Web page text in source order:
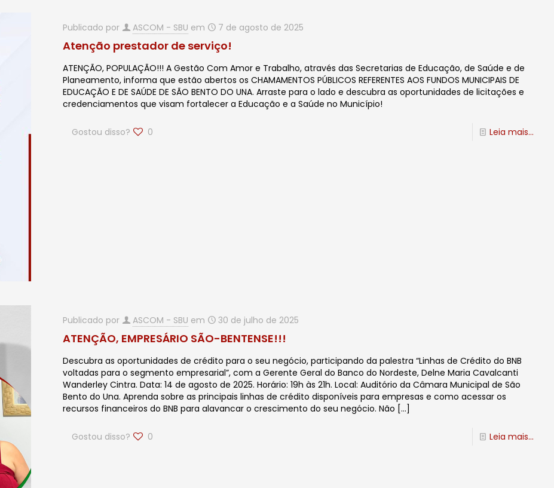
Publicado por ASCOM - SBU em 7 de agosto de 2025
Atenção prestador de serviço!
ATENÇÃO, POPULAÇÃO!!! A Gestão Com Amor e Trabalho, através das Secretarias de Educação, de Saúde e de
Planeamento, informa que estão abertos os CHAMAMENTOS PÚBLICOS REFERENTES AOS FUNDOS MUNICIPAIS DE
EDUCAÇÃO E DE SAÚDE DE SÃO BENTO DO UNA. Arraste para o lado e descubra as oportunidades de licitações e
credenciamentos que visam fortalecer a Educação e a Saúde no Município!
Gostou disso? 0 Leia mais...
Publicado por ASCOM - SBU em 30 de julho de 2025
ATENÇÃO, EMPRESÁRIO SÃO-BENTENSE!!!
Descubra as oportunidades de crédito para o seu negócio, participando da palestra “Linhas de Crédito do BNB
voltadas para o segmento empresarial”, com a Gerente Geral do Banco do Nordeste, Delne Maria Cavalcanti
Wanderley Cintra. Data: 14 de agosto de 2025. Horário: 19h às 21h. Local: Auditório da Câmara Municipal de São
Bento do Una. Aprenda sobre as principais linhas de crédito disponíveis para empresas e como acessar os
recursos financeiros do BNB para alavancar o crescimento do seu negócio. Não […]
Gostou disso? 0 Leia mais...